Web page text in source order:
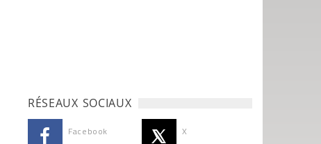
RÉSEAUX SOCIAUX
Facebook X